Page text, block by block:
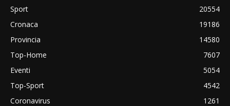
Sport
20554
Cronaca
19186
Provincia
14580
Top-Home
7607
Eventi
5054
Top-Sport
4542
Coronavirus
1261